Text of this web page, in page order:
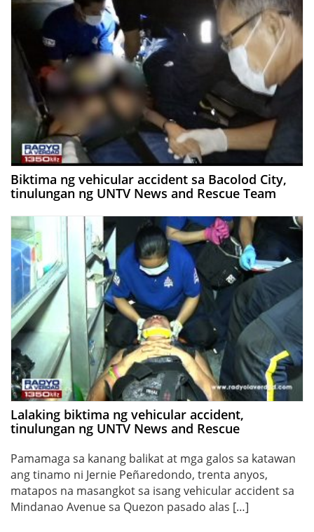
Biktima ng vehicular accident sa Bacolod City,
tinulungan ng UNTV News and Rescue Team
Lalaking biktima ng vehicular accident,
tinulungan ng UNTV News and Rescue
Pamamaga sa kanang balikat at mga galos sa katawan
ang tinamo ni Jernie Peñaredondo, trenta anyos,
matapos na masangkot sa isang vehicular accident sa
Mindanao Avenue sa Quezon pasado alas […]